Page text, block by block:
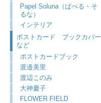
Papel Soluna（ぱぺる・そ
るな）
インテリア
ポストカード ブックカバー
など
ポストカードブック
渡邉美里
渡辺このみ
大神慶子
FLOWER FIELD